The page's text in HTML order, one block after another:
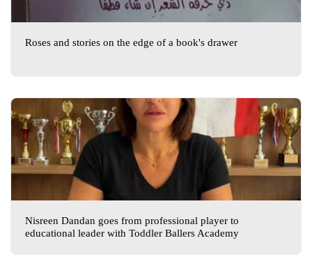
Roses and stories on the edge of a book's drawer
Nisreen Dandan goes from professional player to
educational leader with Toddler Ballers Academy